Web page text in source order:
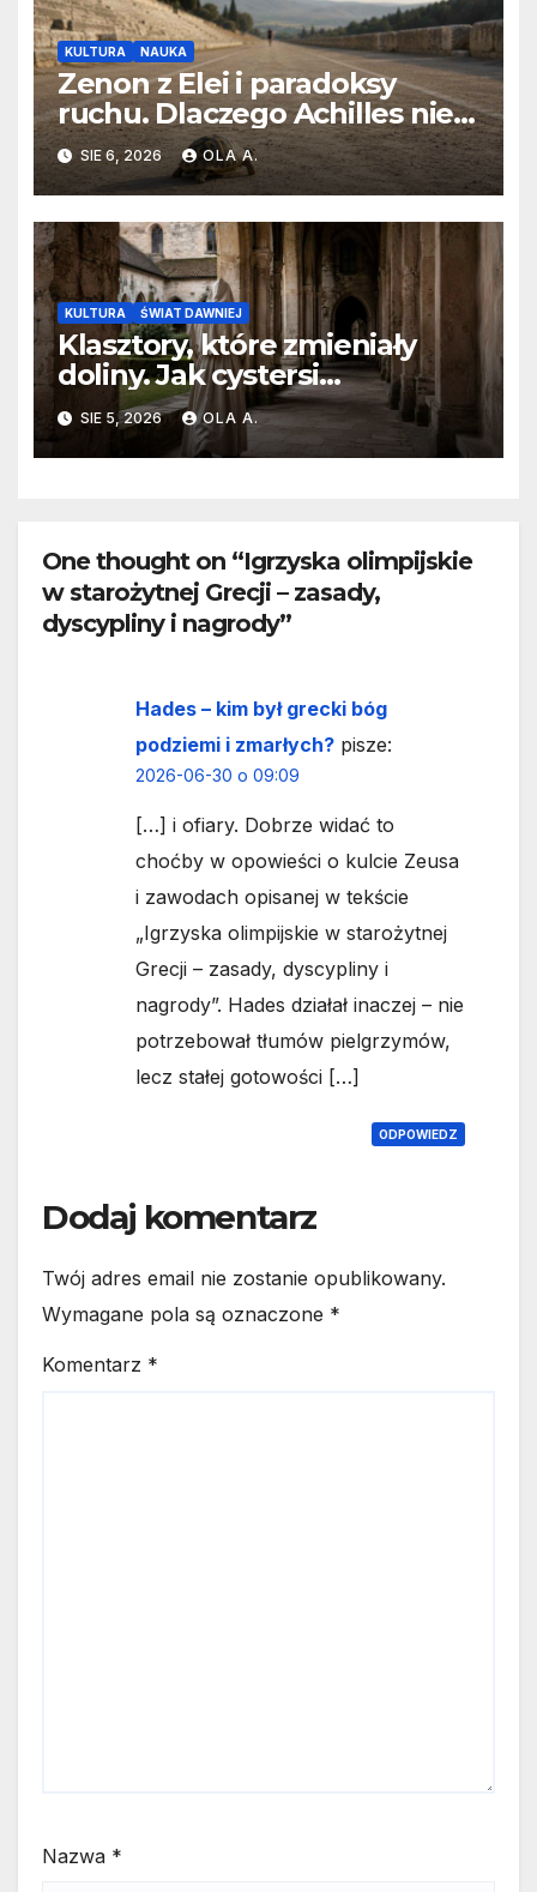
KULTURA NAUKA
Zenon z Elei i paradoksy
ruchu. Dlaczego Achilles nie
dogania żółwia?
SIE 6, 2026 OLA A.
KULTURA ŚWIAT DAWNIEJ
Klasztory, które zmieniały
doliny. Jak cystersi
kształtowali średniowieczną
Europę?
SIE 5, 2026 OLA A.
One thought on “Igrzyska olimpijskie
w starożytnej Grecji – zasady,
dyscypliny i nagrody”
Hades – kim był grecki bóg
podziemi i zmarłych? pisze:
2026-06-30 o 09:09
[…] i ofiary. Dobrze widać to
choćby w opowieści o kulcie Zeusa
i zawodach opisanej w tekście
„Igrzyska olimpijskie w starożytnej
Grecji – zasady, dyscypliny i
nagrody”. Hades działał inaczej – nie
potrzebował tłumów pielgrzymów,
lecz stałej gotowości […]
ODPOWIEDZ
Dodaj komentarz
Twój adres email nie zostanie opublikowany.
Wymagane pola są oznaczone *
Komentarz *
Nazwa *